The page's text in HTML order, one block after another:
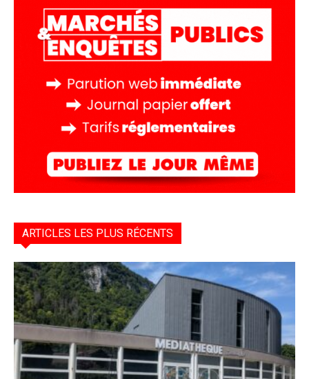
ARTICLES LES PLUS RÉCENTS